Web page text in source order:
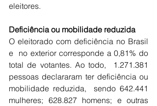
eleitores.
Deficiência ou mobilidade reduzida
O eleitorado com deficiência no Brasil
e  no exterior corresponde a 0,81% do
total de votantes. Ao todo,  1.271.381
pessoas declararam ter deficiência ou
mobilidade reduzida,  sendo 642.441
mulheres; 628.827 homens; e outras